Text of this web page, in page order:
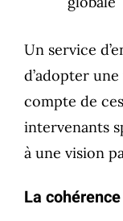
Un service
d’adopter
compte de
intervenants
à une vision
La